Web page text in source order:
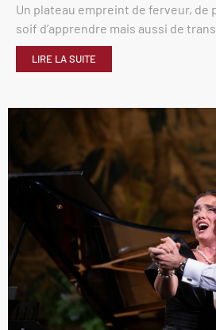
Un plateau empreint de ferveur, de
soif d’apprendre mais aussi de
LIRE LA SUITE